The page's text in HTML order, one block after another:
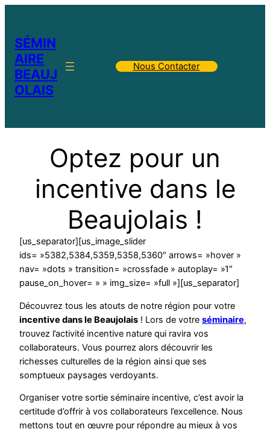
SÉMIN
AIRE
BEAUJ
OLAIS
Nous Contacter
Optez pour un
incentive dans le
Beaujolais !
[us_separator][us_image_slider
ids= »5382,5384,5359,5358,5360″ arrows= »hover »
nav= »dots » transition= »crossfade » autoplay= »1″
pause_on_hover= » » img_size= »full »][us_separator]
Découvrez tous les atouts de notre région pour votre
incentive dans le Beaujolais ! Lors de votre séminaire,
trouvez l’activité incentive nature qui ravira vos
collaborateurs. Vous pourrez alors découvrir les
richesses culturelles de la région ainsi que ses
somptueux paysages verdoyants.
Organiser votre sortie séminaire incentive, c’est avoir la
certitude d’offrir à vos collaborateurs l’excellence. Nous
mettons tout en œuvre pour répondre au mieux à vos